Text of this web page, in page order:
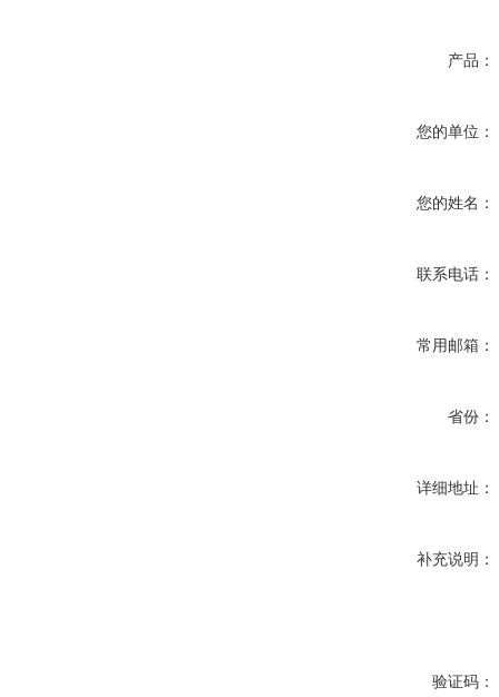
产品：
您的单位：
您的姓名：
联系电话：
常用邮箱：
省份：
详细地址：
补充说明：
验证码：